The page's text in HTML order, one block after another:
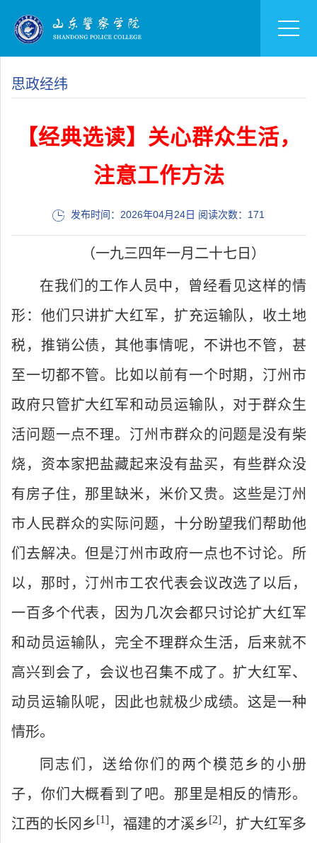
思政经纬
【经典选读】关心群众生活，
注意工作方法
发布时间：2026年04月24日 阅读次数： 171
（一九三四年一月二十七日）
在我们的工作人员中，曾经看见这样的情
形：他们只讲扩大红军，扩充运输队，收土地
税，推销公债，其他事情呢，不讲也不管，甚
至一切都不管。比如以前有一个时期，汀州市
政府只管扩大红军和动员运输队，对于群众生
活问题一点不理。汀州市群众的问题是没有柴
烧，资本家把盐藏起来没有盐买，有些群众没
有房子住，那里缺米，米价又贵。这些是汀州
市人民群众的实际问题，十分盼望我们帮助他
们去解决。但是汀州市政府一点也不讨论。所
以，那时，汀州市工农代表会议改选了以后，
一百多个代表，因为几次会都只讨论扩大红军
和动员运输队，完全不理群众生活，后来就不
高兴到会了，会议也召集不成了。扩大红军、
动员运输队呢，因此也就极少成绩。这是一种
情形。
同志们，送给你们的两个模范乡的小册
子，你们大概看到了吧。那里是相反的情形。
江西的长冈乡[1]，福建的才溪乡[2]，扩大红军多